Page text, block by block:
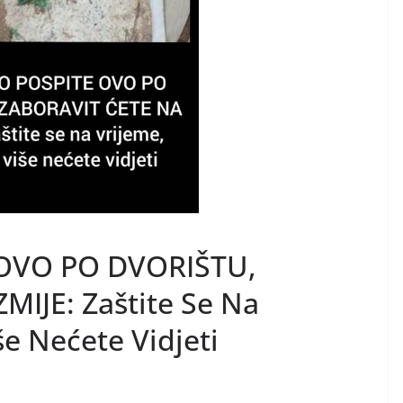
PO DVORIŠTU,
Zaštite Se Na
Nećete Vidjeti